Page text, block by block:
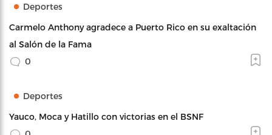
Deportes
Carmelo Anthony agradece a Puerto Rico en su exaltación
al Salón de la Fama
0
Deportes
Yauco, Moca y Hatillo con victorias en el BSNF